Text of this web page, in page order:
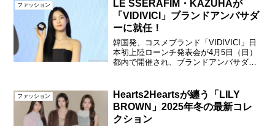
ファッション
LE SSERAFIM・KAZUHAが
「VIDIVICI」ブランドアンバサダ
ーに就任！
韓国発、コスメブランド「VIDIVICI」日
本初上陸ローンチ発表会が4月5日（日）
都内で開催され、ブランドアンバサダー
KAZUHA「VIDIVICI」日...
ファッション
Hearts2Heartsが纏う「LILY
BROWN」2025年冬の最新コレ
クション